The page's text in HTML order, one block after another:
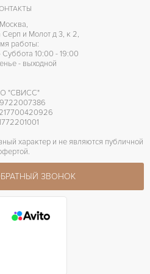
Москва,
Серп и Молот д 3, к 2,
работы:
10:00 - 19:00
- выходной
"СВИСС"
характер и не являются публичной
ЗВОНОК